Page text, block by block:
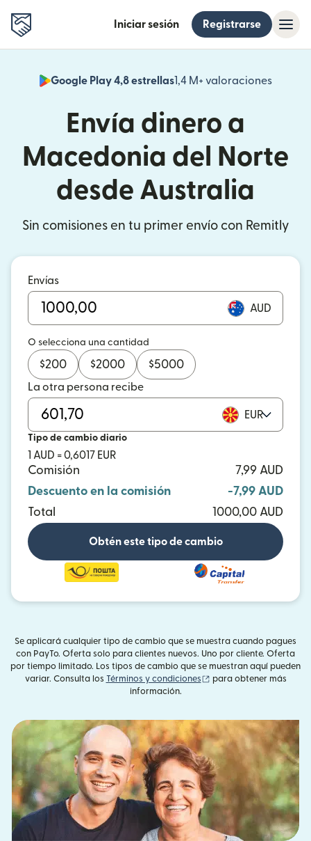
Iniciar sesión Registrarse
Google Play 4,8 estrellas1,4 M+ valoraciones
(se
Envía dinero a
Macedonia del Norte
desde Australia
Sin comisiones en tu primer envío con Remitly
Envías
AUD
O selecciona una cantidad
$200 $2000 $5000
La otra persona recibe
EUR
Tipo de cambio diario
1 AUD = 0,6017 EUR
Comisión
7,99 AUD
Descuento en la comisión
-7,99 AUD
Total
1000,00 AUD
Obtén este tipo de cambio
Se aplicará cualquier tipo de cambio que se muestra cuando pagues
con PayTo. Oferta solo para clientes nuevos. Uno por cliente. Oferta
por tiempo limitado. Los tipos de cambio que se muestran aquí pueden
variar. Consulta los Términos y condiciones (se abre en una ventana
para obtener más
información.